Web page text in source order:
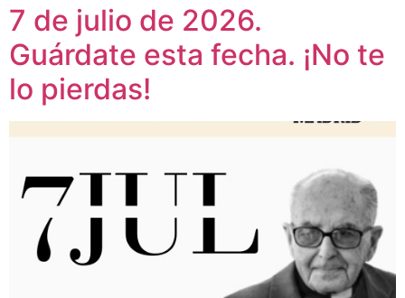
7 de julio de 2026.
Guárdate esta fecha. ¡No te
lo pierdas!